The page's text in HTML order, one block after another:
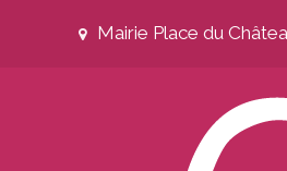
Mairie Place du